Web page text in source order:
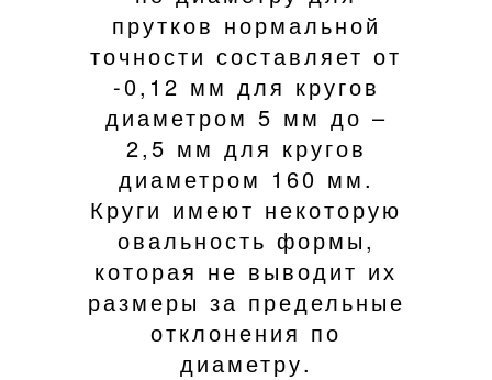
прутков нормальной
точности составляет от
-0,12 мм для кругов
диаметром 5 мм до –
2,5 мм для кругов
диаметром 160 мм.
Круги имеют некоторую
овальность формы,
которая не выводит их
размеры за предельные
отклонения по
диаметру.